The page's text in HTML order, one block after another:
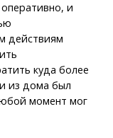
и
действиям
куда более
из дома был
момент мог